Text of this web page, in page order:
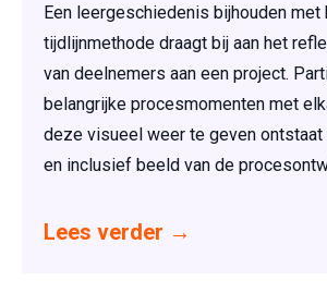
Een leergeschiedenis bijhouden met
tijdlijnmethode draagt bij aan het
van deelnemers aan een project.
belangrijke procesmomenten met
deze visueel weer te geven ontstaat
en inclusief beeld van de
Lees verder →